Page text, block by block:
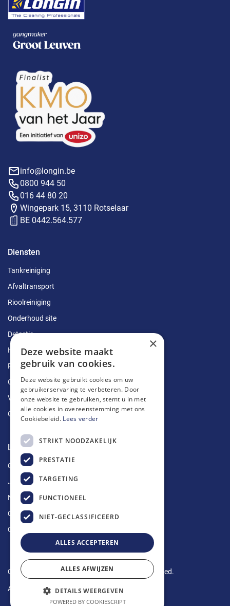
info@longin.be
0800 944 50
016 44 80 20
Wingepark 15, 3110 Rotselaar
BE 0442.564.577
Diensten
Tankreiniging
Afvaltransport
Rioolreiniging
Onderhoud site
Detectie
Herstellingen
Ruimingen
Ontstoppingen
Vetputten
Ontkalking
Longin Service
Over ons
Jobs
Nieuws
Contact
Offerte aanvragen
Copyright © 2024 Longin Service. All rights reserved.
Algemene voorwaarden -Privacy Policy
×
Deze website maakt
gebruik van cookies.
Deze website gebruikt cookies om uw
gebruikerservaring te verbeteren. Door
onze website te gebruiken, stemt u in met
alle cookies in overeenstemming met ons
Cookiebeleid. Lees verder
STRIKT NOODZAKELIJK
PRESTATIE
TARGETING
FUNCTIONEEL
NIET-GECLASSIFICEERD
ALLES ACCEPTEREN
ALLES AFWIJZEN
DETAILS WEERGEVEN
POWERED BY COOKIESCRIPT